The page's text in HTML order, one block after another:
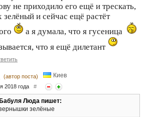
не приходило его ещё и трескать,
зелёный и сейчас ещё растёт
а я думала, что я гусеница
что я ещё дилетант
(автор поста) Киев
2018 года #
Люда пишет:
зелёные